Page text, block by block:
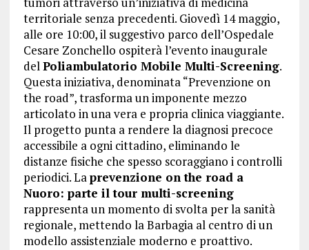
territoriale senza precedenti. Giovedì 14 maggio,
alle ore 10:00, il suggestivo parco dell’Ospedale
Cesare Zonchello ospiterà l’evento inaugurale
delPoliambulatorio Mobile Multi-Screening.
Questa iniziativa, denominata “Prevenzione on
the road”, trasforma un imponente mezzo
articolato in una vera e propria clinica viaggiante.
Il progetto punta a rendere la diagnosi precoce
accessibile a ogni cittadino, eliminando le
distanze fisiche che spesso scoraggiano i controlli
periodici. Laprevenzione on the road a
Nuoro: parte il tour multi-screening
rappresenta un momento di svolta per la sanità
regionale, mettendo la Barbagia al centro di un
modello assistenziale moderno e proattivo.